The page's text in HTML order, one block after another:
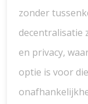
zonder
decentralisatie
en privacy,
optie is voor